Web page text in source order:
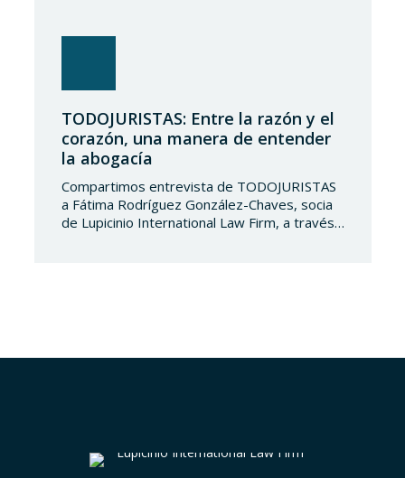
TODOJURISTAS: Entre la razón y el
corazón, una manera de entender
la abogacía
Compartimos entrevista de TODOJURISTAS
a Fátima Rodríguez González-Chaves, socia
de Lupicinio International Law Firm, a través